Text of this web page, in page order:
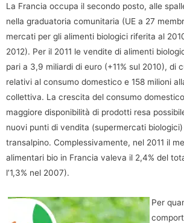
La Francia occupa il secondo posto, alle
nella graduatoria comunitaria (UE a 27
mercati per gli alimenti biologici riferita al
2012). Per il 2011 le vendite di alimenti
pari a 3,9 miliardi di euro (+11% sul 2010), di
relativi al consumo domestico e 158 milioni
collettiva. La crescita del consumo
maggiore disponibilità di prodotti resa
nuovi punti di vendita (supermercati
transalpino. Complessivamente, nel 2011 il
alimentari bio in Francia valeva il 2,4% del
l’1,3% nel 2007).
Per